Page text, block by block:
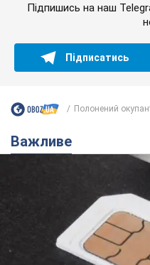
Підпишись на наш
Підписатись
Полонений
Важливе